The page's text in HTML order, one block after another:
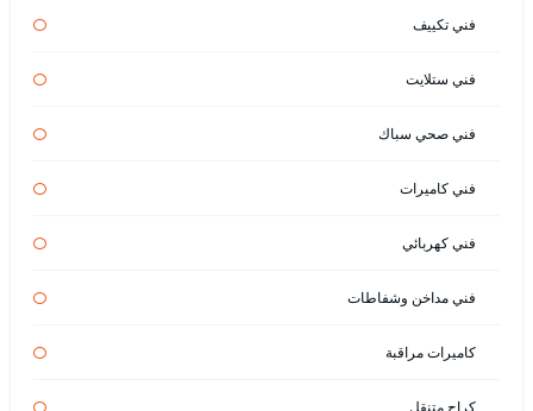
فني تكييف
فني ستلايت
فني صحي سباك
فني كاميرات
فني كهربائي
فني مداخن وشفاطات
كاميرات مراقبة